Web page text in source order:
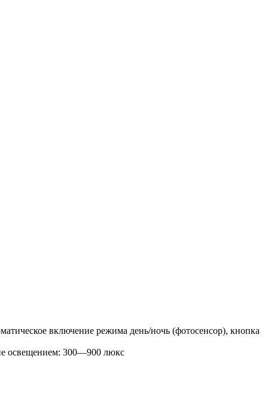
включение режима день/ночь (фотосенсор), кнопка
освещением: 300—900 люкс